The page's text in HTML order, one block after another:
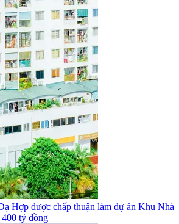
Hợp được chấp thuận làm dự án Khu Nhà
tỷ đồng